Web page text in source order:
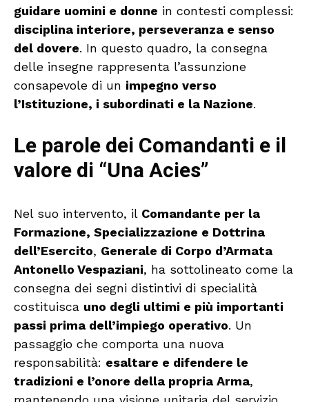
guidare uomini e donne in contesti complessi:
disciplina interiore, perseveranza e senso
del dovere. In questo quadro, la consegna
delle insegne rappresenta l’assunzione
consapevole di un impegno verso
l’Istituzione, i subordinati e la Nazione.
Le parole dei Comandanti e il
valore di “Una Acies”
Nel suo intervento, il Comandante per la
Formazione, Specializzazione e Dottrina
dell’Esercito, Generale di Corpo d’Armata
Antonello Vespaziani, ha sottolineato come la
consegna dei segni distintivi di specialità
costituisca uno degli ultimi e più importanti
passi prima dell’impiego operativo. Un
passaggio che comporta una nuova
responsabilità: esaltare e difendere le
tradizioni e l’onore della propria Arma,